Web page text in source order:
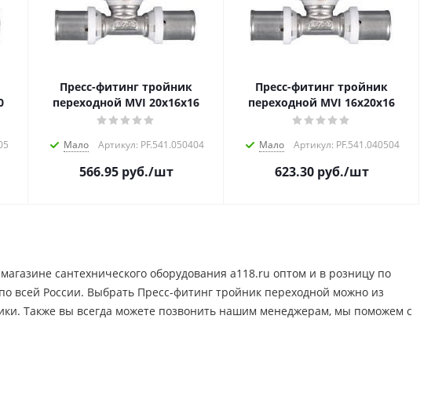
Пресс-фитинг тройник
переходной MVI 20х16х16
Мало Артикул: PF.541.050404
566.95руб./шт
Пресс-фитинг тройник
переходной MVI 16х20х16
Мало Артикул: PF.541.040504
623.30руб./шт
сантехнического оборудования a118.ru оптом и в розницу по
всей России. Выбрать Пресс-фитинг тройник переходной можно из
Также вы всегда можете позвонить нашим менеджерам, мы поможем с